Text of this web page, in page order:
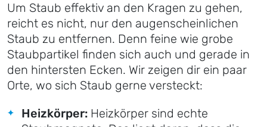
Um Staub effektiv an den Kragen zu gehen,
reicht es nicht, nur den augenscheinlichen
Staub zu entfernen. Denn feine wie grobe
Staubpartikel finden sich auch und gerade in
den hintersten Ecken. Wir zeigen dir ein paar
Orte, wo sich Staub gerne versteckt:
Heizkörper: Heizkörper sind echte